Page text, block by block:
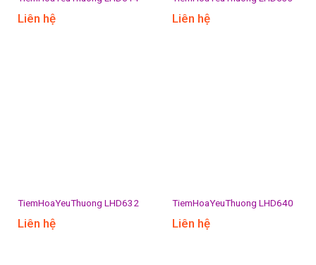
Liên hệ Liên hệ
TiemHoaYeuThuong LHD632
Liên hệ
TiemHoaYeuThuong LHD640
Liên hệ